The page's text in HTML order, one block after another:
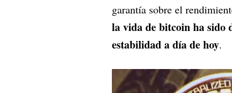
garantía sobre el
la vida de bitcoin ha sido
estabilidad a día de hoy.